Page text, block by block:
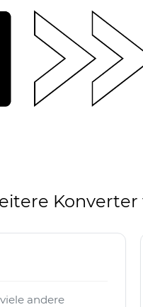
Konverter
andere